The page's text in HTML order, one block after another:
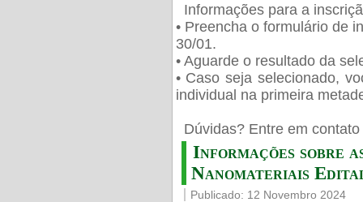
Informações para a
• Preencha o formulário de
30/01.
• Aguarde o resultado da
• Caso seja selecionado,
individual na primeira
Dúvidas? Entre em
Informações sobre
Nanomateriais
Publicado: 12 Novembro 2024